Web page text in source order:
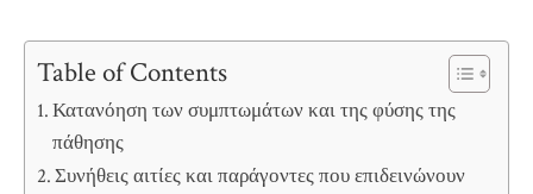
Table of Contents
Κατανόηση των συμπτωμάτων και της φύσης της
πάθησης
Συνήθεις αιτίες και παράγοντες που επιδεινώνουν